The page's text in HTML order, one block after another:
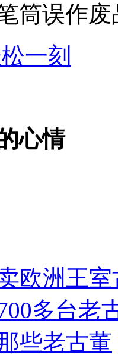
手拳打脚踢
误作废
一刻
心情
欧洲王
多台老
些老古董